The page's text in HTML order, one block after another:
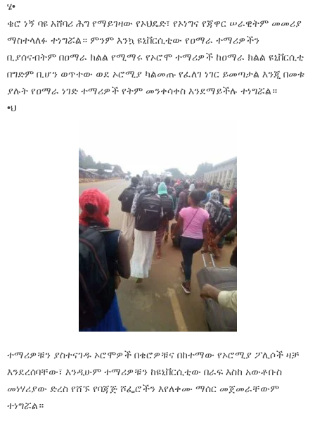
ሄ•
ቄሮ ነኝ ባዩ አሸባሪ ሕግ የማይገዛው የኦህዴድ፣ የኦነግና የጃዋር ሠራዊትም መመሪያ
ማስተላለፉ ተነግሯል። ምንም እንኳ ዩኒቨርሲቲው የዐማራ ተማሪዎችን
ቢያሰናብትም በዐማራ ክልል የሚማሩ የኦሮሞ ተማሪዎች ከዐማራ ክልል ዩኒቨርሲቲ
በግድም ቢሆን ወጥተው ወደ ኦሮሚያ ካልመጡ የፈለገ ነገር ይመጣታል እንጂ በመቱ
ያሉት የዐማራ ነገድ ተማሪዎች የትም መንቀሳቀስ እንደማይችሉ ተነግሯል።
•ህ
ተማሪዎቹን ያስተናገዱ ኦሮሞዎች በቄሮዎቹና በከተማው የኦሮሚያ ፖሊሶች ዛቻ
እንደረሰባቸው፣ እንዲሁም ተማሪዎቹን ከዩኒቨርሲቲው በራፍ እስከ አውቶቡስ
መነሃሪያው ድረስ የሸኙ የባጃጅ ሾፌሮችን እየለቀሙ ማሰር መጀመራቸውም
ተነግሯል።